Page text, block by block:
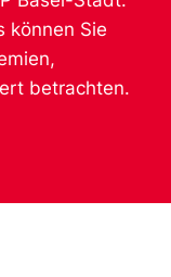
können Sie
betrachten.